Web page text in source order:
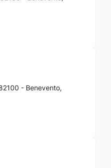
- Benevento,